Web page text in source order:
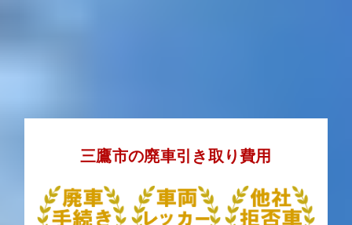
三鷹市の廃車引き取り費用